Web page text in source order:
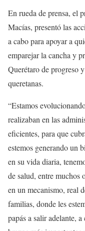
En rueda de prensa, el
Macías, presentó las
a cabo para apoyar a
emparejar la cancha y
Querétaro de progreso
queretanas.
“Estamos
realizaban en las
eficientes, para que
estemos generando un
en su vida diaria,
de salud, entre muchos
en un mecanismo, real
familias, donde les
papás a salir adelante,